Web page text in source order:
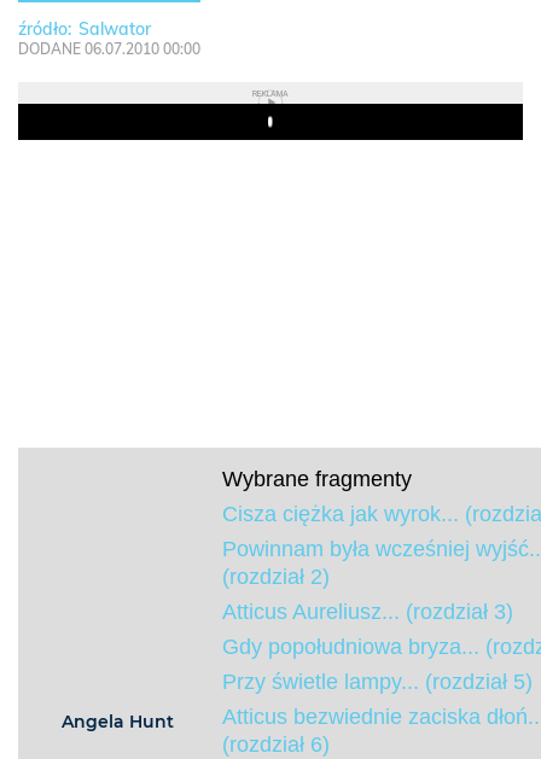
Salwator
DODANE 06.07.2010 00:00
REKLAMA
Play
Angela Hunt
Wybrane fragmenty
Cisza ciężka jak wyrok...
Powinnam była wcześniej
(rozdział 2)
Atticus Aureliusz... (rozdział 3)
Gdy popołudniowa bryza...
Przy świetle lampy... (rozdział 5)
Atticus bezwiednie zaciska
(rozdział 6)